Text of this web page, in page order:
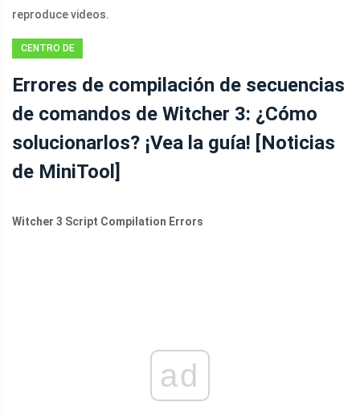
reproduce videos.
CENTRO DE
MINITOOL
Errores de compilación de secuencias
de comandos de Witcher 3: ¿Cómo
solucionarlos? ¡Vea la guía! [Noticias
de MiniTool]
Witcher 3 Script Compilation Errors
ad